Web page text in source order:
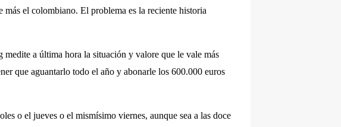
el colombiano. El problema es la reciente historia
medite a última hora la situación y valore que le vale más
que aguantarlo todo el año y abonarle los 600.000 euros
o el jueves o el mismísimo viernes, aunque sea a las doce